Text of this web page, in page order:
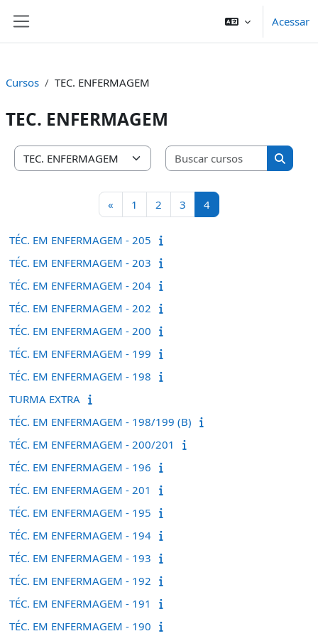
Acessar
Cursos TEC. ENFERMAGEM
TEC. ENFERMAGEM
Categorias de Cursos
Buscar
Buscar
« Página anterior
1 Página 1
2 Página 2
3 Página 3
4Página 4
TÉC. EM ENFERMAGEM - 205
TÉC. EM ENFERMAGEM - 203
TÉC. EM ENFERMAGEM - 204
TÉC. EM ENFERMAGEM - 202
TÉC. EM ENFERMAGEM - 200
TÉC. EM ENFERMAGEM - 199
TÉC. EM ENFERMAGEM - 198
TURMA EXTRA
TÉC. EM ENFERMAGEM - 198/199 (B)
TÉC. EM ENFERMAGEM - 200/201
TÉC. EM ENFERMAGEM - 196
TÉC. EM ENFERMAGEM - 201
TÉC. EM ENFERMAGEM - 195
TÉC. EM ENFERMAGEM - 194
TÉC. EM ENFERMAGEM - 193
TÉC. EM ENFERMAGEM - 192
TÉC. EM ENFERMAGEM - 191
TÉC. EM ENFERMAGEM - 190